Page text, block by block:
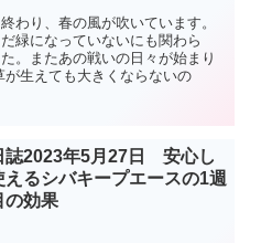
わり、春の風が吹いています。
緑になっていないにも関わら
。またあの戦いの日々が始まり
生えても大きくならないの
誌2023年5月27日 安心し
えるシバキープエースの1週
の効果